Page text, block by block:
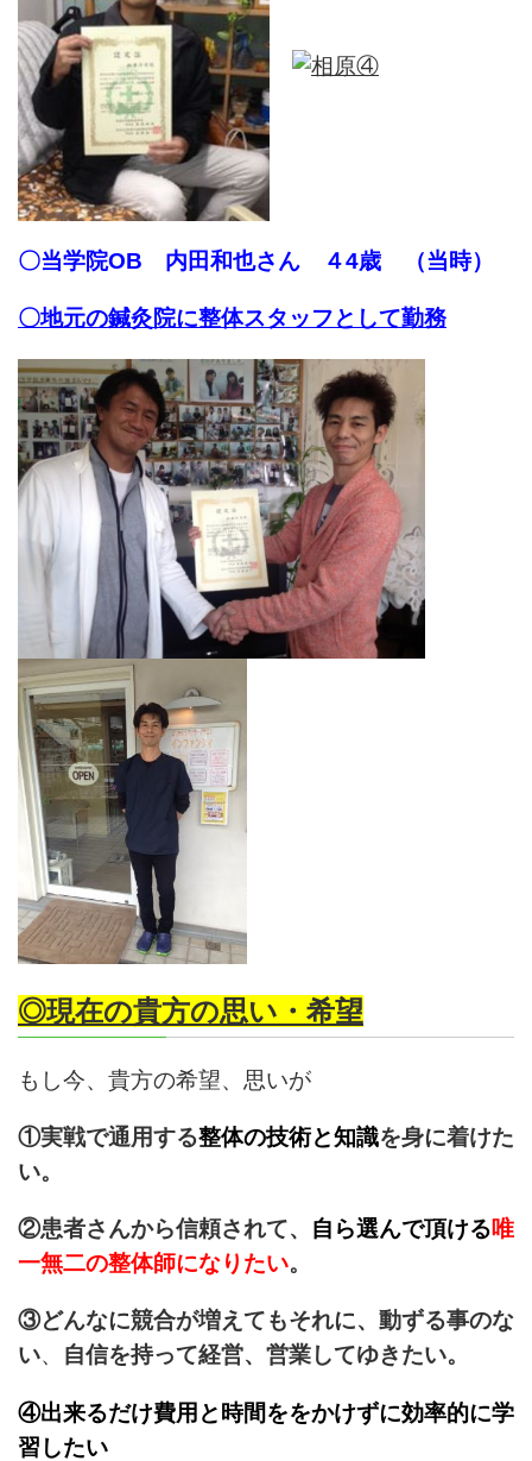
〇当学院OB 内田和也さん ４4歳 （当時）
〇地元の鍼灸院に整体スタッフとして勤務
◎現在の貴方の思い・希望
もし今、貴方の希望、思いが
①実戦で通用する整体の技術と知識を身に着けた
い。
②患者さんから信頼されて、 自ら選んで頂ける唯
一無二の整体師になりたい。
③どんなに競合が増えてもそれに、 動ずる事のな
い、 自信を持って経営、営業してゆきたい。
④出来るだけ費用と時間ををかけずに効率的に学
習したい